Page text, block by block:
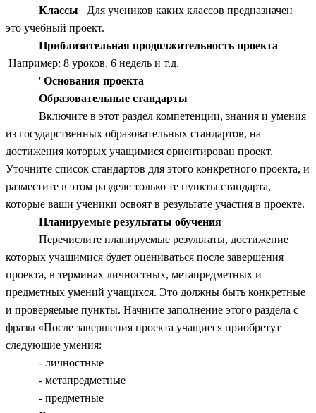
Классы Для учеников каких классов предназначен
это учебный проект.
Приблизительная продолжительность проекта
Например: 8 уроков, 6 недель и т.д.
'Основания проекта
Образовательные стандарты
Включите в этот раздел компетенции, знания и умения
из государственных образовательных стандартов, на
достижения которых учащимися ориентирован проект.
Уточните список стандартов для этого конкретного проекта, и
разместите в этом разделе только те пункты стандарта,
которые ваши ученики освоят в результате участия в проекте.
Планируемые результаты обучения
Перечислите планируемые результаты, достижение
которых учащимися будет оцениваться после завершения
проекта, в терминах личностных, метапредметных и
предметных умений учащихся. Это должны быть конкретные
и проверяемые пункты. Начните заполнение этого раздела с
фразы «После завершения проекта учащиеся приобретут
следующие умения:
- личностные
- метапредметные
- предметные